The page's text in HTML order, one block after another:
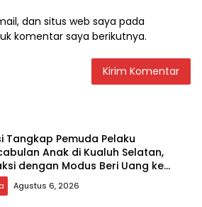
dan situs web saya pada
komentar saya berikutnya.
Tangkap Pemuda Pelaku
Anak di Kualuh Selatan,
dengan Modus Beri Uang ke
Korban
Agustus 6, 2026